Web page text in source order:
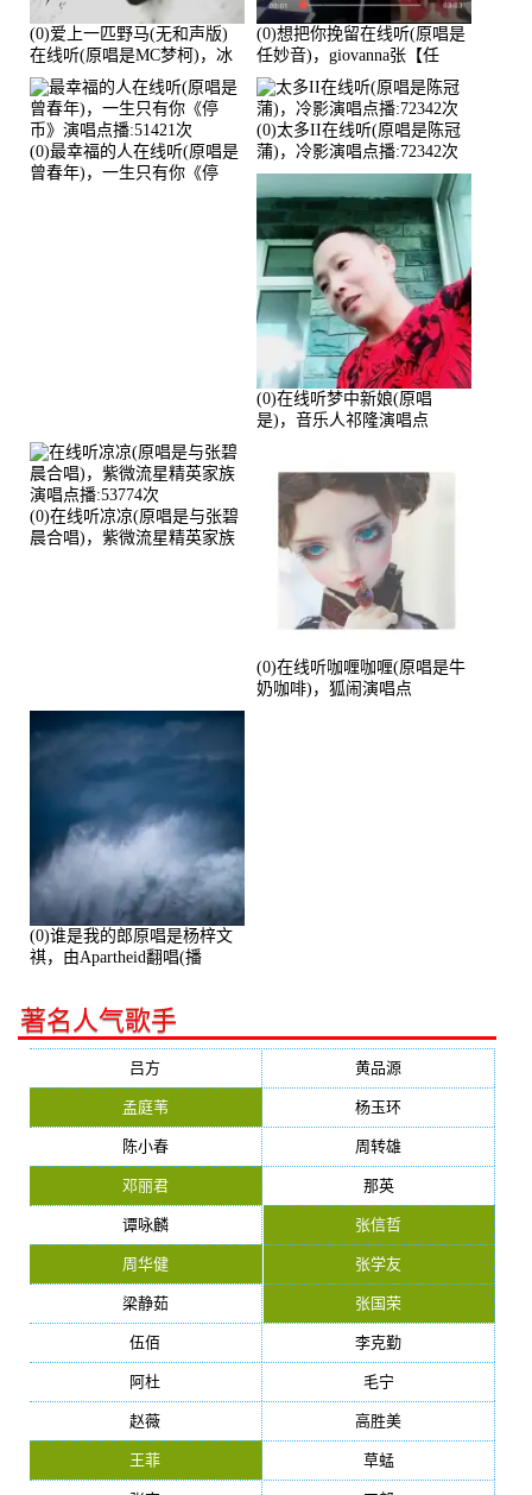
(0)爱上一匹野马(无和声版)
在线听(原唱是MC梦柯)，冰
鑫Asce演唱点播:178815次
(0)想把你挽留在线听(原唱是
任妙音)，giovanna张【任
96】演唱点播:60173次
(0)最幸福的人在线听(原唱是
曾春年)，一生只有你《停
(0)太多II在线听(原唱是陈冠
蒲)，冷影演唱点播:72342次
(0)在线听梦中新娘(原唱
是)，音乐人祁隆演唱点
(0)在线听凉凉(原唱是与张碧
晨合唱)，紫微流星精英家族
(0)在线听咖喱咖喱(原唱是牛
奶咖啡)，狐闹演唱点
(0)谁是我的郎原唱是杨梓文
祺，由Apartheid翻唱(播
著名人气歌手
吕方 黄品源
孟庭苇 杨玉环
陈小春 周转雄
邓丽君 那英
谭咏麟 张信哲
周华健 张学友
梁静茹 张国荣
伍佰 李克勤
阿杜 毛宁
赵薇 高胜美
王菲 草蜢